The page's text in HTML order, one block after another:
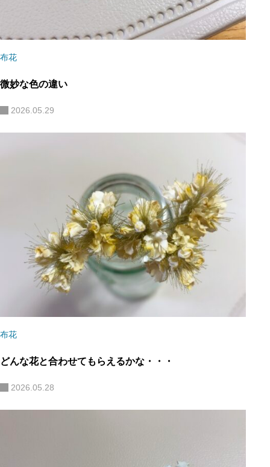
布花
微妙な色の違い
2026.05.29
布花
どんな花と合わせてもらえるかな・・・
2026.05.28